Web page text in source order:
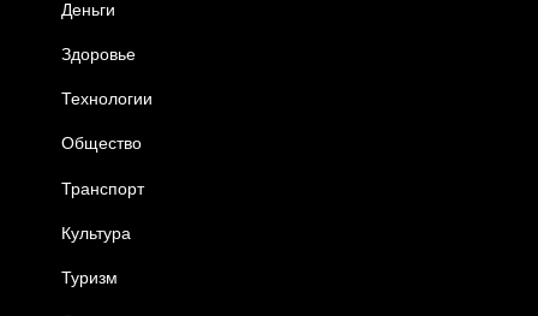
Деньги
Здоровье
Технологии
Общество
Транспорт
Культура
Туризм